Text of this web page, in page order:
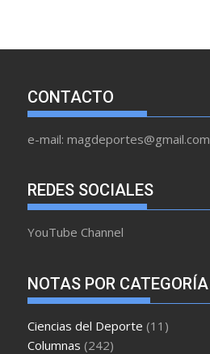
CONTACTO
e-mail: magdeportes@gmail.com
REDES SOCIALES
YouTube Channel
NOTAS POR CATEGORÍA
Ciencias del Deporte (11)
Columnas (242)